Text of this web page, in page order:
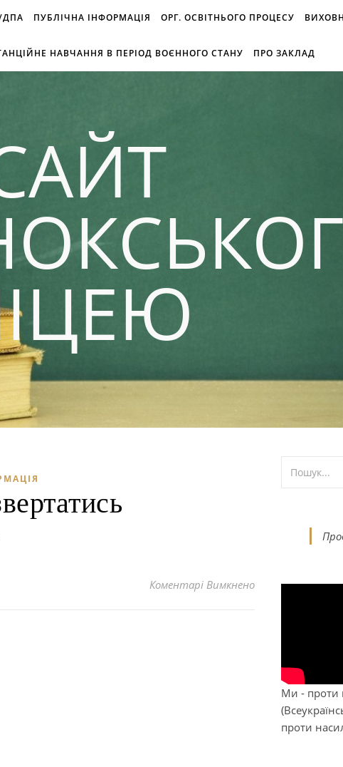
ДПА ПУБЛІЧНА ІНФОРМАЦІЯ ОРГ. ОСВІТНЬОГО ПРОЦЕСУ
НАВЧАННЯ В ПЕРІОД ВОЄННОГО СТАНУ ПРО ЗАКЛАД
Коментарі Вимкненодо За довідками
Ми - проти
проти